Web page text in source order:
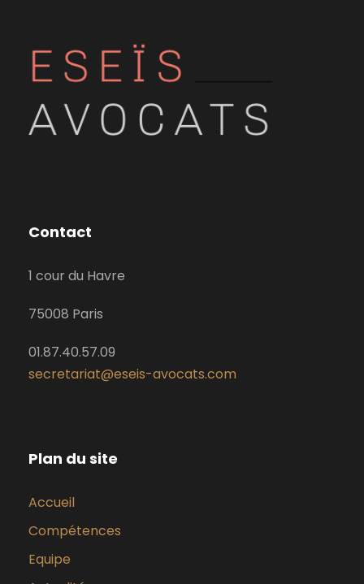
Contact
1 cour du Havre
75008 Paris
01.87.40.57.09
secretariat@eseis-avocats.com
Plan du site
Accueil
Compétences
Equipe